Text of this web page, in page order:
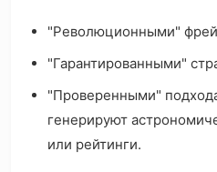
"Революционными"
"Гарантированными"
"Проверенными"
генерируют
или рейтинги.